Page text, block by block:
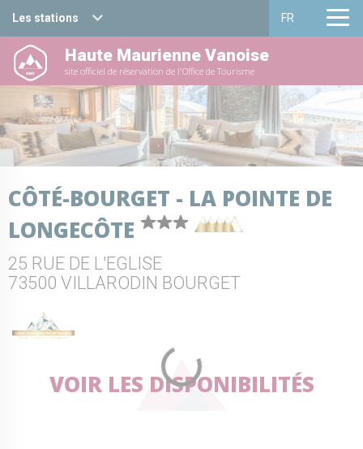
Les stations
Haute Maurienne Vanoise
Valfréjus
La Norma
Aussois
Val Cenis
Bessans
Bonneval sur arc
FR
Français
English
Haute Maurienne Vanoise
site officiel de réservation de l'Office de Tourisme
CÔTÉ-BOURGET - LA POINTE DE
LONGECÔTE
25 RUE DE L'EGLISE
73500 VILLARODIN BOURGET
VOIR LES DISPONIBILITÉS